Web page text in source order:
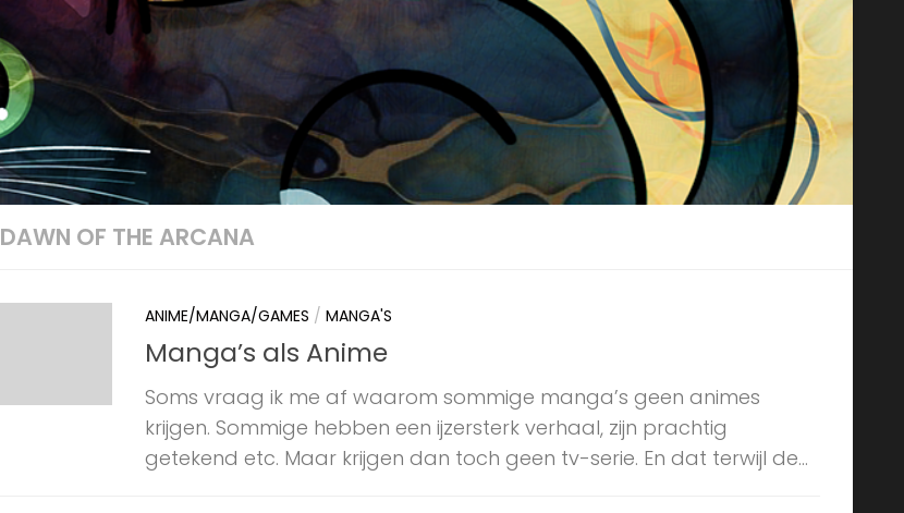
DAWN OF THE ARCANA
ANIME/MANGA/GAMES / MANGA'S
Manga’s als Anime
Soms vraag ik me af waarom sommige manga’s geen animes
krijgen. Sommige hebben een ijzersterk verhaal, zijn prachtig
getekend etc. Maar krijgen dan toch geen tv-serie. En dat terwijl de...